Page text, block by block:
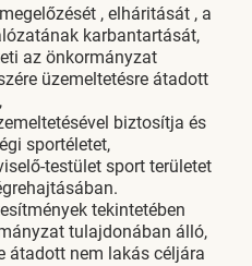
, elháritását , a
karbantartását,
az önkormányzat
üzemeltetésre átadott
biztosítja és
sportéletet,
testület sport területet
tekintetében
tulajdonában álló,
átadott nem lakás céljára